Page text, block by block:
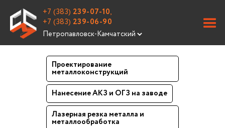
+7 (383) 239-07-10,
+7 (383) 239-06-90
Проектирование
металлоконструкций
Нанесение АКЗ и ОГЗ на заводе
Лазерная резка металла и
металлообработка